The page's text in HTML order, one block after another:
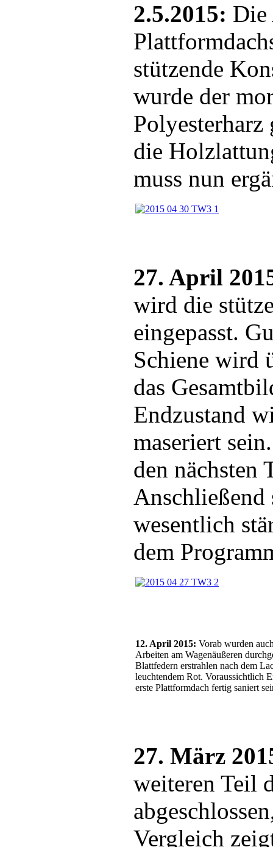
2.5.2015: Die
stützende
wurde der
die
muss nun
27. April
wird die
eingepasst.
Schiene wird
das
Endzustand
maseriert
den nächsten
Anschließend
wesentlich
dem
12. April 2015: Vorab wurden
Arbeiten am Wagenäußeren
Blattfedern erstrahlen nach dem
leuchtendem Rot. Voraussichtlich
erste Plattformdach fertig saniert
27. März
weiteren Teil
Vergleich